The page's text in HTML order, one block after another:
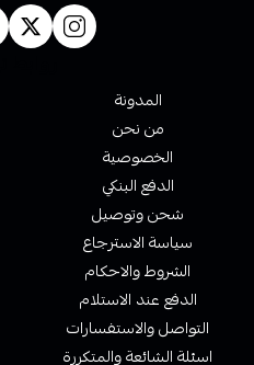
المدونة
من نحن
الخصوصية
الدفع البنكي
شحن وتوصيل
سياسة الاسترجاع
الشروط والاحكام
الدفع عند الاستلام
التواصل والاستفسارات
اسئلة الشائعة والمتكررة